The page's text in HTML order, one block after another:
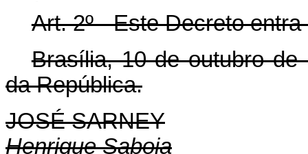
Art. 2º - Este Decreto
Brasília, 10 de outubro de
da República.
JOSÉ SARNEY
Henrique Saboia